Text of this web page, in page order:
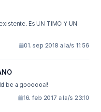
Es UN TIMO Y UN
01. sep 2018 a la/s 11:56
be a goooooal!
16. feb 2017 a la/s 23:10